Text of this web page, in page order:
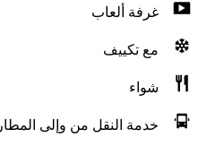
غرفة ألعاب
مع تكييف
شواء
خدمة النقل من وإلى المطار